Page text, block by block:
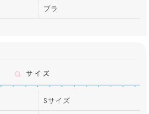
ブラ
Sサイズ